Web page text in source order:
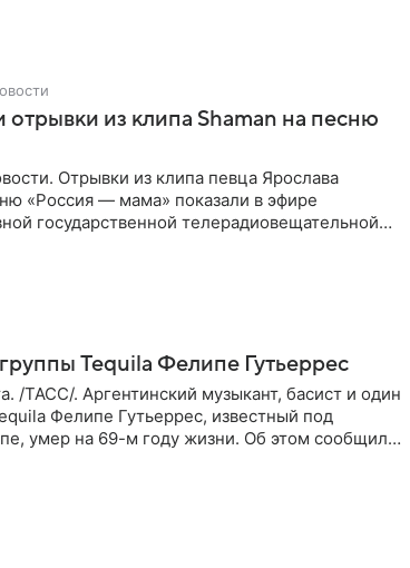
отрывки из клипа Shaman на песню
Отрывки из клипа певца Ярослава
«Россия — мама» показали в эфире
государственной телерадиовещательной
Tequila Фелипе Гутьеррес
/ТАСС/. Аргентинский музыкант, басист и один
Фелипе Гутьеррес, известный под
умер на 69-м году жизни. Об этом сообщил